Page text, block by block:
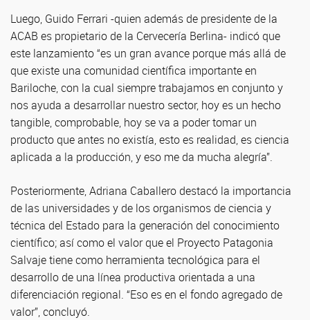
Luego, Guido Ferrari -quien además de presidente de la
ACAB es propietario de la Cervecería Berlina- indicó que
este lanzamiento “es un gran avance porque más allá de
que existe una comunidad científica importante en
Bariloche, con la cual siempre trabajamos en conjunto y
nos ayuda a desarrollar nuestro sector, hoy es un hecho
tangible, comprobable, hoy se va a poder tomar un
producto que antes no existía, esto es realidad, es ciencia
aplicada a la producción, y eso me da mucha alegría”.
Posteriormente, Adriana Caballero destacó la importancia
de las universidades y de los organismos de ciencia y
técnica del Estado para la generación del conocimiento
científico; así como el valor que el Proyecto Patagonia
Salvaje tiene como herramienta tecnológica para el
desarrollo de una línea productiva orientada a una
diferenciación regional. “Eso es en el fondo agregado de
valor”, concluyó.